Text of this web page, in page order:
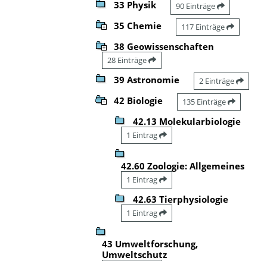
33 Physik 90 Einträge
35 Chemie 117 Einträge
38 Geowissenschaften
28 Einträge
39 Astronomie 2 Einträge
42 Biologie 135 Einträge
42.13 Molekularbiologie
1 Eintrag
42.60 Zoologie: Allgemeines
1 Eintrag
42.63 Tierphysiologie
1 Eintrag
43 Umweltforschung,
Umweltschutz